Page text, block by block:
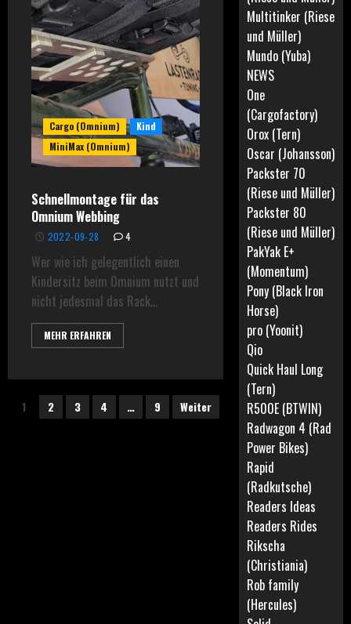
Cargo (Omnium)
Kind
MiniMax (Omnium)
Schnellmontage für das
Omnium Webbing
2022-09-28 4
Wer wie ich gelegentlich einen
Kindersitz beim Omnium nutzt und
nicht jedesmal das Rack...
MEHR ERFAHREN
Seitennummerierung
1 2 3 4 … 9 Weiter
Multitinker (Riese
und Müller)
Mundo (Yuba)
NEWS
One
(Cargofactory)
Orox (Tern)
Oscar (Johansson)
Packster 70
(Riese und Müller)
Packster 80
(Riese und Müller)
PakYak E+
(Momentum)
Pony (Black Iron
Horse)
pro (Yoonit)
Qio
Quick Haul Long
(Tern)
R500E (BTWIN)
Radwagon 4 (Rad
Power Bikes)
Rapid
(Radkutsche)
Readers Ideas
Readers Rides
Rikscha
(Christiania)
Rob family
(Hercules)